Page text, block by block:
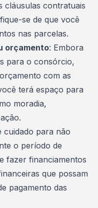
cláusulas contratuais
se de que você
nas parcelas.
orçamento: Embora
para o consórcio,
com as
terá espaço para
moradia,
cuidado para não
o período de
fazer financiamentos
que possam
pagamento das